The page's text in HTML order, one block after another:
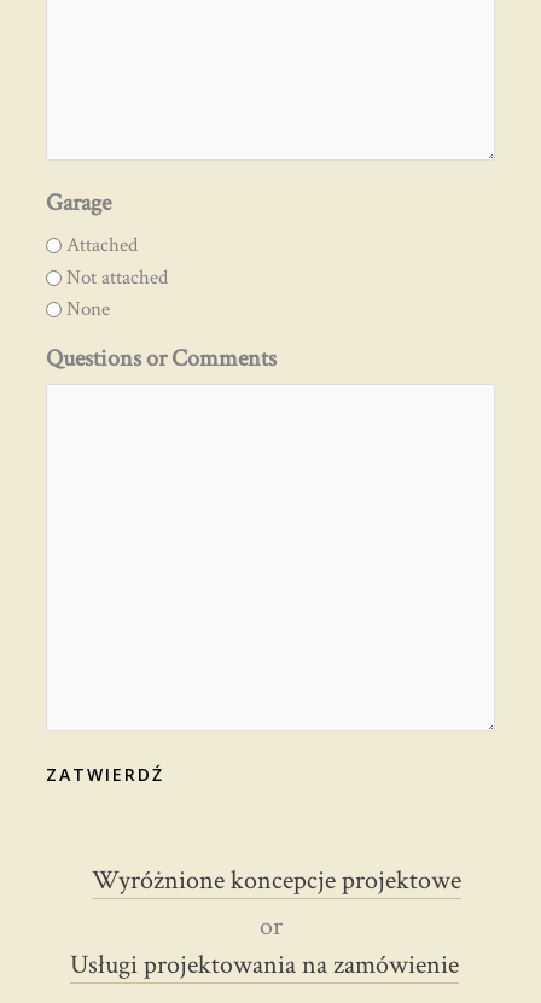
Garage
Attached
Not attached
None
Questions or Comments
ZATWIERDŹ
Wyróżnione koncepcje projektowe
Usługi projektowania na zamówienie